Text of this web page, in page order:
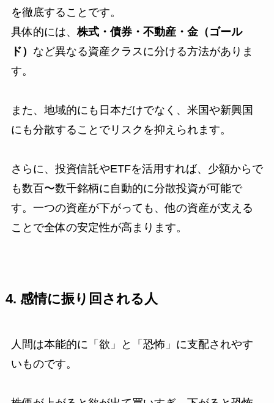
を徹底することです。
具体的には、株式・債券・不動産・金（ゴール
ド） など異なる資産クラスに分ける方法がありま
す。
また、地域的にも日本だけでなく、米国や新興国
にも分散することでリスクを抑えられます。
さらに、投資信託やETFを活用すれば、少額からで
も数百〜数千銘柄に自動的に分散投資が可能で
す。一つの資産が下がっても、他の資産が支える
ことで全体の安定性が高まります。
4. 感情に振り回される人
人間は本能的に「欲」と「恐怖」に支配されやす
いものです。